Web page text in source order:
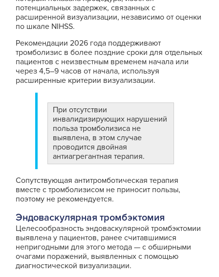
потенциальных задержек, связанных с
расширенной визуализации, независимо от оценки
по шкале NIHSS.
Рекомендации 2026 года поддерживают
тромболизис в более поздние сроки для отдельных
пациентов с неизвестным временем начала или
через 4,5–9 часов от начала, используя
расширенные критерии визуализации.
При отсутствии
инвалидизирующих нарушений
польза тромболизиса не
выявлена, в этом случае
проводится двойная
антиагрегантная терапия.
Сопутствующая антитромботическая терапия
вместе с тромболизисом не приносит пользы,
поэтому не рекомендуется.
Эндоваскулярная тромбэктомия
Целесообразность эндоваскулярной тромбэктомии
выявлена у пациентов, ранее считавшимися
непригодными для этого метода — с обширными
очагами поражений, выявленных с помощью
диагностической визуализации.